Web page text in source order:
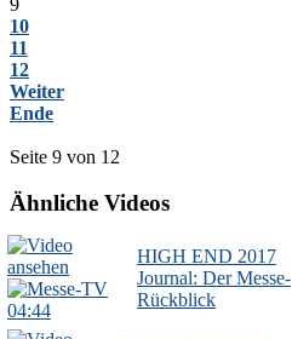
10
11
12
Weiter
Ende
Seite 9 von 12
Ähnliche Videos
04:44
HIGH END 2017
Journal: Der Messe-
Rückblick